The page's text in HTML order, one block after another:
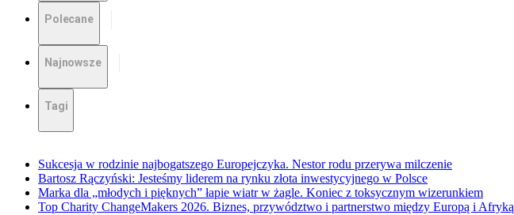
Polecane
Najnowsze
Tagi
Sukcesja w rodzinie najbogatszego Europejczyka. Nestor rodu przerywa milczenie
Bartosz Rączyński: Jesteśmy liderem na rynku złota inwestycyjnego w Polsce
Marka dla „młodych i pięknych” łapie wiatr w żagle. Koniec z toksycznym wizerunkiem
Top Charity ChangeMakers 2026. Biznes, przywództwo i partnerstwo między Europą i Afryką